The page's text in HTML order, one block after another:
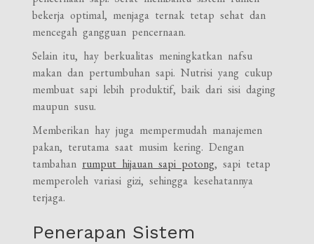
bekerja optimal, menjaga ternak tetap sehat dan
mencegah gangguan pencernaan.
Selain itu, hay berkualitas meningkatkan nafsu
makan dan pertumbuhan sapi. Nutrisi yang cukup
membuat sapi lebih produktif, baik dari sisi daging
maupun susu.
Memberikan hay juga mempermudah manajemen
pakan, terutama saat musim kering. Dengan
tambahan rumput hijauan sapi potong, sapi tetap
memperoleh variasi gizi, sehingga kesehatannya
terjaga.
Penerapan Sistem